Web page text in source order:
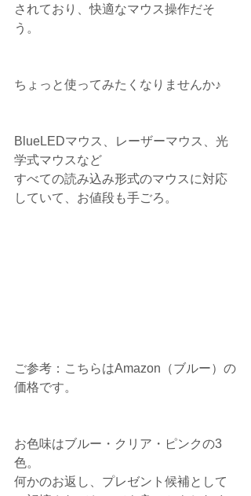
されており、快適なマウス操作だそ
う。
ちょっと使ってみたくなりませんか♪
BlueLEDマウス、レーザーマウス、光
学式マウスなど
すべての読み込み形式のマウスに対応
していて、お値段も手ごろ。
ご参考：こちらはAmazon（ブルー）の
価格です。
お色味はブルー・クリア・ピンクの3
色。
何かのお返し、プレゼント候補として